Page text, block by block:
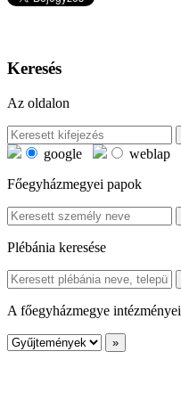
Keresés
Az oldalon
google
weblap
Főegyházmegyei papok
Plébánia keresése
A főegyházmegye intézményei